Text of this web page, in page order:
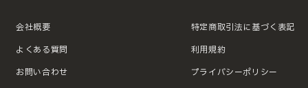
会社概要
よくある質問
お問い合わせ
特定商取引法に基づく表記
利用規約
プライバシーポリシー